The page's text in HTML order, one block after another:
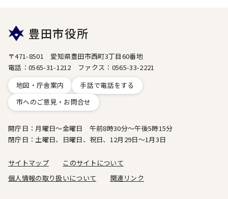
豊田市役所
〒471-8501 愛知県豊田市西町3丁目60番地
電話：0565-31-1212 ファクス：0565-33-2221
地図・庁舎案内
手話で電話をする
市へのご意見・お問合せ
開庁日：月曜日～金曜日 午前8時30分～午後5時15分
閉庁日：土曜日、日曜日、祝日、12月29日～1月3日
サイトマップ
このサイトについて
個人情報の取り扱いについて
関連リンク